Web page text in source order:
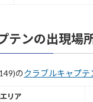
テンの出現場
のクラブルキャプテ
リア